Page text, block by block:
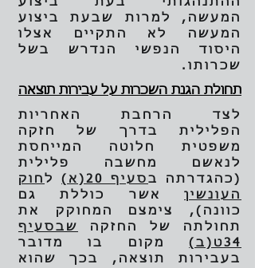
המעשה, למרות שבעת ביצוע
המעשה לא התקיים אצלו
היסוד הנפשי הנדרש בשל
שכרותו.
תחולת הגנת השכרות על עבירות תוצאה
לצד הרחבת האחריות
הפלילית בדרך של חזקה
משפטית חלוטה המייחסת
לנאשם מחשבה פלילית
(כהגדרתה ב סעיף 20(א) ל חוק
העונשין אשר כוללת גם
כוונה), צימצם המחוקק את
תחולתה של החזקה
שבסעיף
34ט(ב)
מקום בו מדובר
בעבירות תוצאה, בכך שהוא